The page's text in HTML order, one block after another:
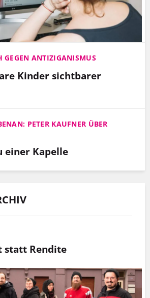
GEGEN ANTIZIGANISMUS
Kinder sichtbarer
PETER KAUFNER ÜBER
einer Kapelle
statt Rendite